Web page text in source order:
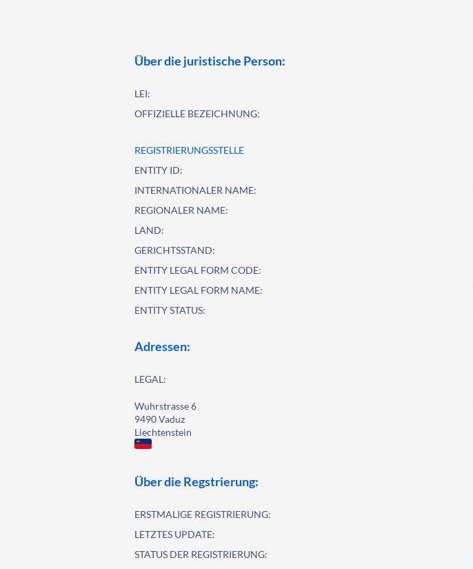
Über die juristische Person:
LEI:
OFFIZIELLE BEZEICHNUNG:
REGISTRIERUNGSSTELLE
ENTITY ID:
INTERNATIONALER NAME:
REGIONALER NAME:
LAND:
GERICHTSSTAND:
ENTITY LEGAL FORM CODE:
ENTITY LEGAL FORM NAME:
ENTITY STATUS:
Adressen:
LEGAL:
Wuhrstrasse 6
9490 Vaduz
Liechtenstein
Über die Regstrierung:
ERSTMALIGE REGISTRIERUNG:
LETZTES UPDATE:
STATUS DER REGISTRIERUNG: